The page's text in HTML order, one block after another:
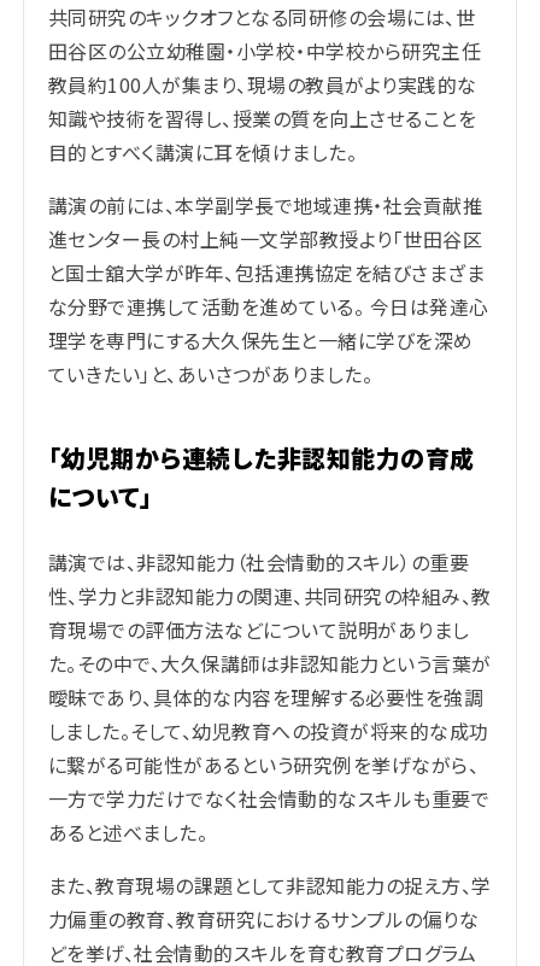
共同研究のキックオフとなる同研修の会場には、世
田谷区の公立幼稚園・小学校・中学校から研究主任
教員約100人が集まり、現場の教員がより実践的な
知識や技術を習得し、授業の質を向上させることを
目的とすべく講演に耳を傾けました。
講演の前には、本学副学長で地域連携・社会貢献推
進センター長の村上純一文学部教授より「世田谷区
と国士舘大学が昨年、包括連携協定を結びさまざま
な分野で連携して活動を進めている。 今日は発達心
理学を専門にする大久保先生と一緒に学びを深め
ていきたい」と、あいさつがありました。
「幼児期から連続した非認知能力の育成
について」
講演では、非認知能力（社会情動的スキル）の重要
性、学力と非認知能力の関連、共同研究の枠組み、教
育現場での評価方法などについて説明がありまし
た。その中で、大久保講師は非認知能力という言葉が
曖昧であり、具体的な内容を理解する必要性を強調
しました。そして、幼児教育への投資が将来的な成功
に繋がる可能性があるという研究例を挙げながら、
一方で学力だけでなく社会情動的なスキルも重要で
あると述べました。
また、教育現場の課題として非認知能力の捉え方、学
力偏重の教育、教育研究におけるサンプルの偏りな
どを挙げ、社会情動的スキルを育む教育プログラム